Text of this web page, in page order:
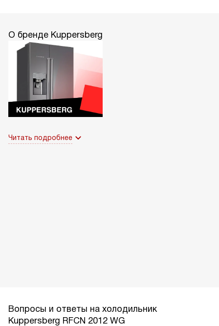
О бренде Kuppersberg
Читать подробнее
Вопросы и ответы на холодильник
Kuppersberg RFCN 2012 WG